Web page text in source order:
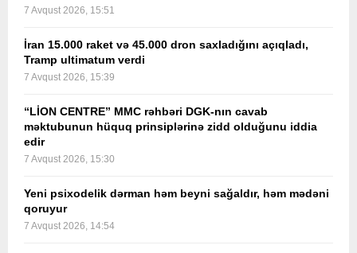
7 Avqust 2026, 15:51
İran 15.000 raket və 45.000 dron saxladığını açıqladı,
Tramp ultimatum verdi
7 Avqust 2026, 15:39
“LİON CENTRE” MMC rəhbəri DGK-nın cavab
məktubunun hüquq prinsiplərinə zidd olduğunu iddia
edir
7 Avqust 2026, 15:30
Yeni psixodelik dərman həm beyni sağaldır, həm mədəni
qoruyur
7 Avqust 2026, 14:54